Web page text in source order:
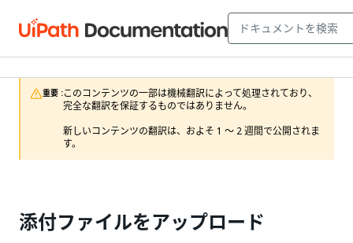
重要 :このコンテンツの一部は機械翻訳によって処理されており、
完全な翻訳を保証するものではありません。
新しいコンテンツの翻訳は、およそ 1 ～ 2 週間で公開されま
す。
添付ファイルをアップロード